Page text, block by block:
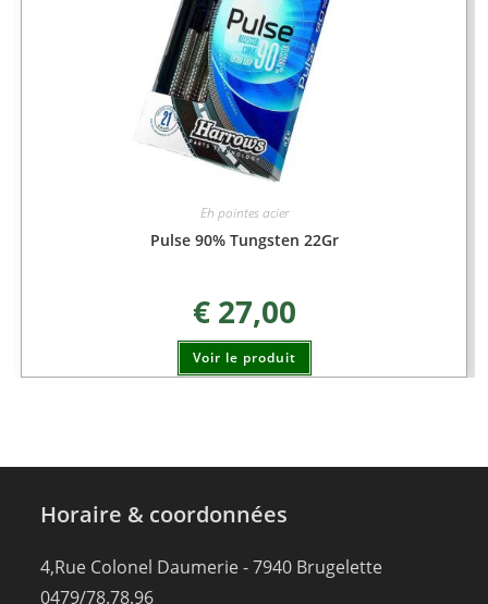
Eh pointes acier
Pulse 90% Tungsten 22Gr
€27,00
Voir le produit
Horaire & coordonnées
4,Rue Colonel Daumerie - 7940 Brugelette
0479/78.78.96